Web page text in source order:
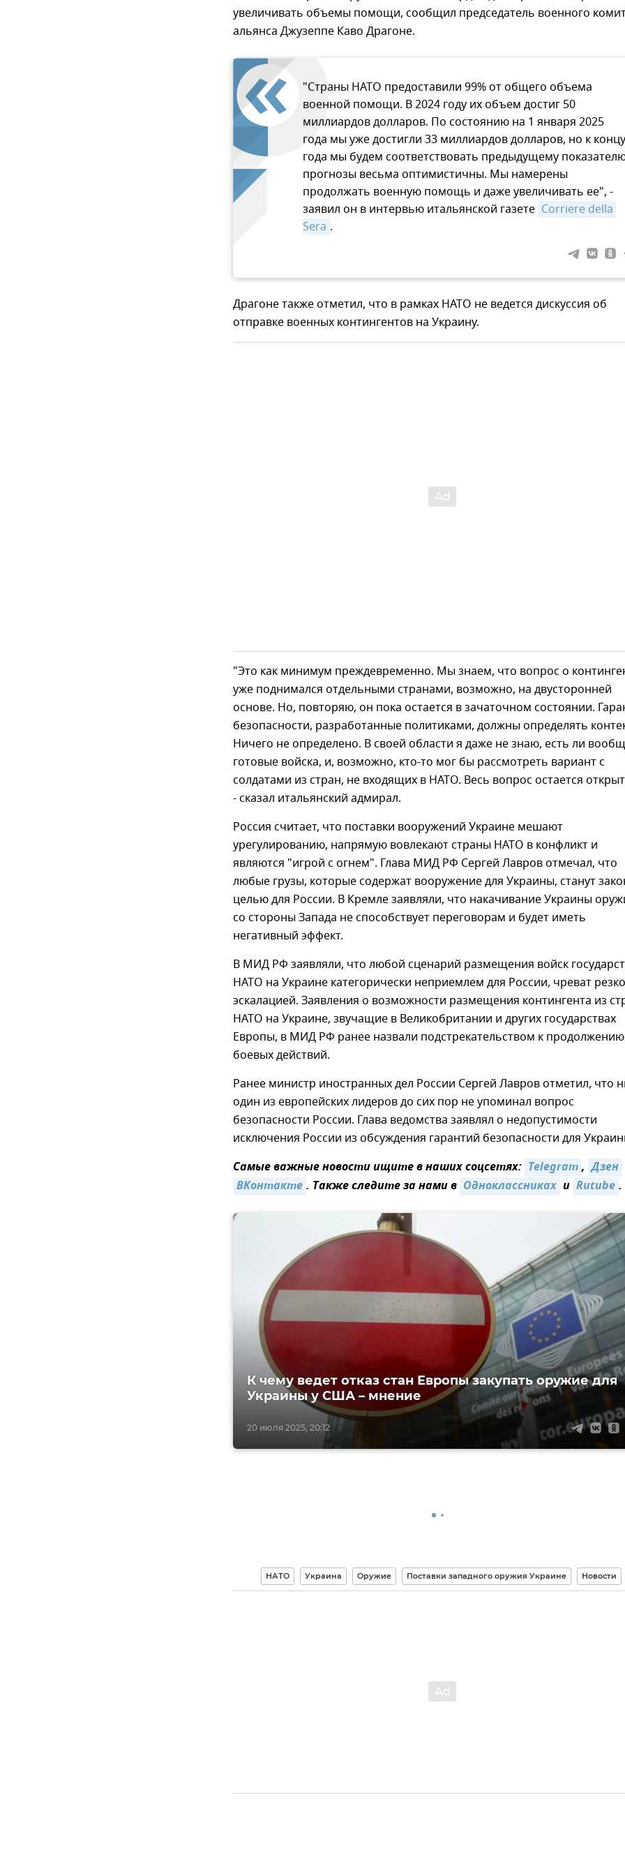
увеличивать объемы помощи, сообщил председатель военного
альянса Джузеппе Каво Драгоне.
"Страны НАТО предоставили 99% от общего объема
военной помощи. В 2024 году их объем достиг 50
миллиардов долларов. По состоянию на 1 января 2025
года мы уже достигли 33 миллиардов долларов, но к концу
года мы будем соответствовать предыдущему
прогнозы весьма оптимистичны. Мы намерены
продолжать военную помощь и даже увеличивать ее", -
заявил он в интервью итальянской газете Corriere della
Sera .
Драгоне также отметил, что в рамках НАТО не ведется дискуссия об
отправке военных контингентов на Украину.
"Это как минимум преждевременно. Мы знаем, что вопрос о
уже поднимался отдельными странами, возможно, на двусторонней
основе. Но, повторяю, он пока остается в зачаточном состоянии.
безопасности, разработанные политиками, должны определять
Ничего не определено. В своей области я даже не знаю, есть ли
готовые войска, и, возможно, кто-то мог бы рассмотреть вариант с
солдатами из стран, не входящих в НАТО. Весь вопрос остается
- сказал итальянский адмирал.
Россия считает, что поставки вооружений Украине мешают
урегулированию, напрямую вовлекают страны НАТО в конфликт и
являются "игрой с огнем". Глава МИД РФ Сергей Лавров отмечал, что
любые грузы, которые содержат вооружение для Украины, станут
целью для России. В Кремле заявляли, что накачивание Украины
со стороны Запада не способствует переговорам и будет иметь
негативный эффект.
В МИД РФ заявляли, что любой сценарий размещения войск
НАТО на Украине категорически неприемлем для России, чреват
эскалацией. Заявления о возможности размещения контингента из
НАТО на Украине, звучащие в Великобритании и других государствах
Европы, в МИД РФ ранее назвали подстрекательством к продолжению
боевых действий.
Ранее министр иностранных дел России Сергей Лавров отметил, что
один из европейских лидеров до сих пор не упоминал вопрос
безопасности России. Глава ведомства заявлял о недопустимости
исключения России из обсуждения гарантий безопасности для
Самые важные новости ищите в наших соцсетях: Telegram, Дзен
ВКонтакте. Также следите за нами в Одноклассниках и Rutube.
20 июля 2025, 20:12
К чему ведет отказ стан Европы закупать оружие для
Украины у США – мнение
НАТО Украина Оружие Поставки западного оружия Украине Новости